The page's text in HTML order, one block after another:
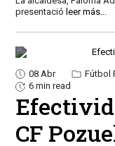
presentació leer más...
08 Abr Fútbol
6 min read
CF